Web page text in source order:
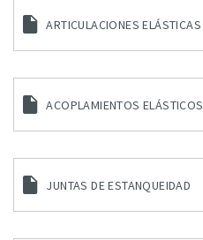
ARTICULACIONES ELÁSTICAS
ACOPLAMIENTOS ELÁSTICOS
JUNTAS DE ESTANQUEIDAD